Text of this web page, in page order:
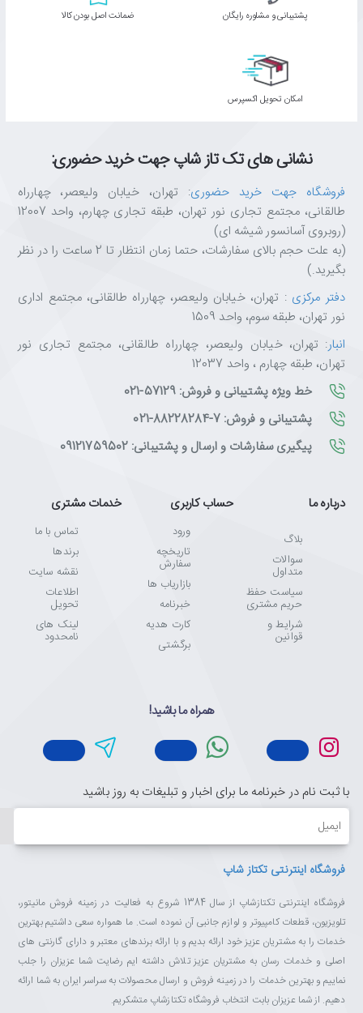
پشتیبانی و مشاوره رایگان ﺿﻤﺎﻧﺖ اﺻﻞ ﺑﻮدن ﮐﺎﻟﺎ
اﻣﮑﺎن ﺗﺤﻮﯾﻞ اﮐﺴﭙﺮس
نشانی های تک تاز شاپ جهت خرید حضوری:
فروشگاه جهت خرید حضوری: تهران، خیابان ولیعصر، چهارراه
طالقانی، مجتمع تجاری نور تهران، طبقه تجاری چهارم، واحد 12007
(روبروی آسانسور شیشه ای)
(به علت حجم بالای سفارشات، حتما زمان انتظار تا 2 ساعت را در نظر
بگیرید.)
دفتر مرکزی : تهران، خیابان ولیعصر، چهارراه طالقانی، مجتمع اداری
نور تهران، طبقه سوم، واحد 1509
انبار: تهران، خیابان ولیعصر، چهارراه طالقانی، مجتمع تجاری نور
تهران، طبقه چهارم ، واحد 12037
خط ویژه پشتیبانی و فروش: 57129-021
پشتیبانی و فروش: 7-88228284-021
پیگیری سفارشات و ارسال و پشتیبانی: 09121759502
درباره ما
بلاگ
سوالات
متداول
سیاست حفظ
حریم مشتری
شرایط و
قوانین
حساب کاربری
ورود
تاریخچه
سفارش
بازاریاب ها
خبرنامه
کارت هدیه
برگشتی
خدمات مشتری
تماس با ما
برندها
نقشه سایت
اطلاعات
تحویل
لینک های
نامحدود
همراه ما باشید!
با ثبت نام در خبرنامه ما برای اخبار و تبلیغات به روز باشید
ایمیل
فروشگاه اینترنتی تکتاز شاپ
فروشگاه اینترنتی تکتازشاپ از سال 1384 شروع به فعالیت در زمینه فروش مانیتور،
تلویزیون، قطعات کامپیوتر و لوازم جانبی آن نموده است. ما همواره سعی داشتیم بهترین
خدمات را به مشتریان عزیز خود ارائه بدیم و با ارائه برندهای معتبر و دارای گارنتی های
اصلی و خدمات رسان به مشتریان عزیز تلاش داشته ایم رضایت شما عزیزان را جلب
نماییم و بهترین خدمات را در زمینه فروش و ارسال محصولات به سراسر ایران به شما ارائه
دهیم. از شما عزیزان بابت انتخاب فروشگاه تکتازشاپ متشکریم.